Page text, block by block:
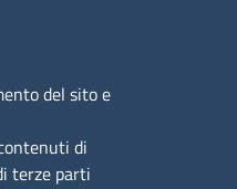
del sito e
di
terze parti